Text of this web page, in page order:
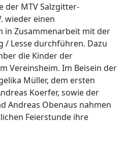
der MTV Salzgitter-
wieder einen
in Zusammenarbeit mit der
/ Lesse durchführen. Dazu
die Kinder der
Vereinsheim. Im Beisein der
Müller, dem ersten
Koerfer, sowie der
Andreas Obenaus nahmen
Feierstunde ihre